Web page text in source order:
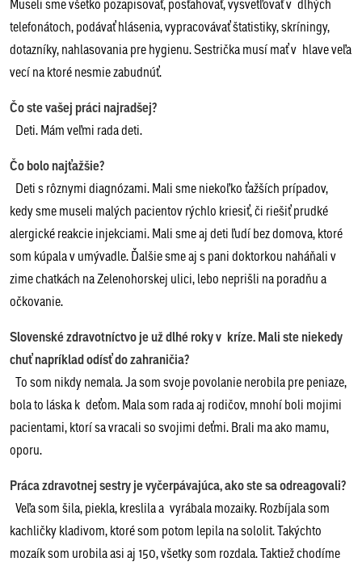
Museli sme všetko pozapisovať, posťahovať, vysvetľovať v dlhých
telefonátoch, podávať hlásenia, vypracovávať štatistiky, skríningy,
dotazníky, nahlasovania pre hygienu. Sestrička musí mať v hlave veľa
vecí na ktoré nesmie zabudnúť.
Čo ste vašej práci najradšej?
Deti. Mám veľmi rada deti.
Čo bolo najťažšie?
Deti s rôznymi diagnózami. Mali sme niekoľko ťažších prípadov,
kedy sme museli malých pacientov rýchlo kriesiť, či riešiť prudké
alergické reakcie injekciami. Mali sme aj deti ľudí bez domova, ktoré
som kúpala v umývadle. Ďalšie sme aj s pani doktorkou naháňali v
zime chatkách na Zelenohorskej ulici, lebo neprišli na poradňu a
očkovanie.
Slovenské zdravotníctvo je už dlhé roky v kríze. Mali ste niekedy
chuť napríklad odísť do zahraničia?
To som nikdy nemala. Ja som svoje povolanie nerobila pre peniaze,
bola to láska k deťom. Mala som rada aj rodičov, mnohí boli mojimi
pacientami, ktorí sa vracali so svojimi deťmi. Brali ma ako mamu,
oporu.
Práca zdravotnej sestry je vyčerpávajúca, ako ste sa odreagovali?
Veľa som šila, piekla, kreslila a vyrábala mozaiky. Rozbíjala som
kachličky kladivom, ktoré som potom lepila na sololit. Takýchto
mozaík som urobila asi aj 150, všetky som rozdala. Taktiež chodíme